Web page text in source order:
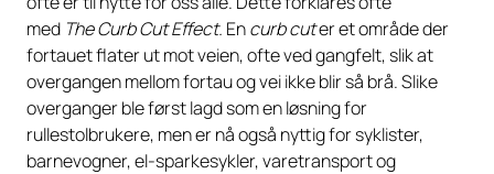
med TheCurb Cut Effect. Encurb cuter et område der
fortauet flater ut mot veien, ofte ved gangfelt, slik at
overgangen mellom fortau og vei ikke blir så brå. Slike
overganger ble først lagd som en løsning for
rullestolbrukere, men er nå også nyttig for syklister,
barnevogner, el-sparkesykler, varetransport og